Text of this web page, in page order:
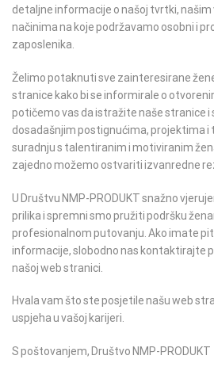
detaljne informacije o našoj tvrtki,
načinima na koje podržavamo osobni i
zaposlenika.
Želimo potaknuti sve zainteresirane
stranice kako bi se informirale o
potičemo vas da istražite naše stranice i
dosadašnjim postignućima, projektima i
suradnju s talentiranim i motiviranim
zajedno možemo ostvariti izvanredne
U Društvu NMP-PRODUKT snažno
prilika i spremni smo pružiti podršku
profesionalnom putovanju. Ako imate
informacije, slobodno nas kontaktirajte
našoj web stranici.
Hvala vam što ste posjetile našu web
uspjeha u vašoj karijeri.
S poštovanjem, Društvo NMP-PRODUKT